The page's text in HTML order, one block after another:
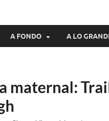
A FONDO A LO
maternal: